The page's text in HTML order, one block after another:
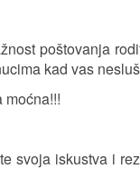
poštovanja
kad vas
svoja iskustva i